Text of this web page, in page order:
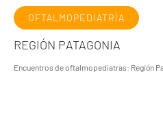
OFTALMOPEDIATRÍA
REGIÓN PATAGONIA
Encuentros de oftalmopediatras: Región